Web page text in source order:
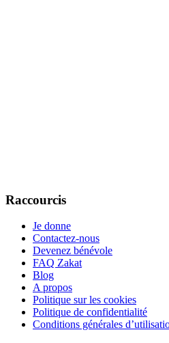
Raccourcis
Je donne
Contactez-nous
Devenez bénévole
FAQ Zakat
Blog
A propos
Politique sur les cookies
Politique de confidentialité
Conditions générales